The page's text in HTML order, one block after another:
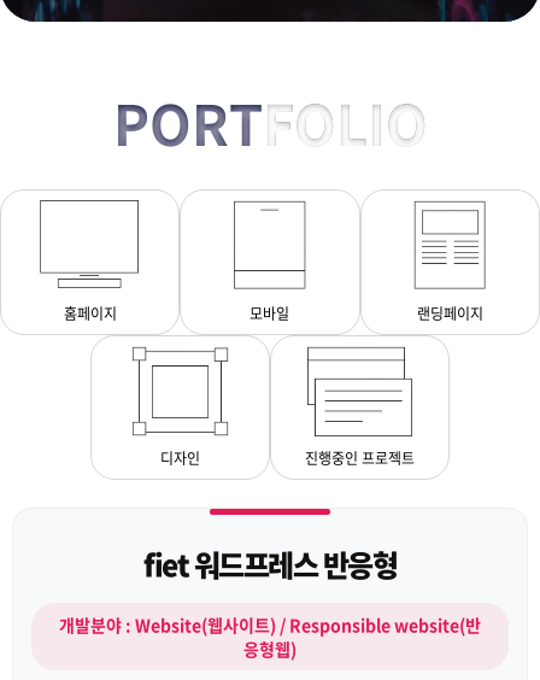
PORTFOLIO
홈페이지 모바일 랜딩페이지
디자인 진행중인 프로젝트
fiet 워드프레스 반응형
개발분야 : Website(웹사이트) / Responsible website(반
응형웹)